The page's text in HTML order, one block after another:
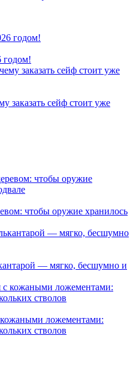
годом!
заказать сейф стоит уже
чтобы оружие хранилось
— мягко, бесшумно и
ложементами:
стволов